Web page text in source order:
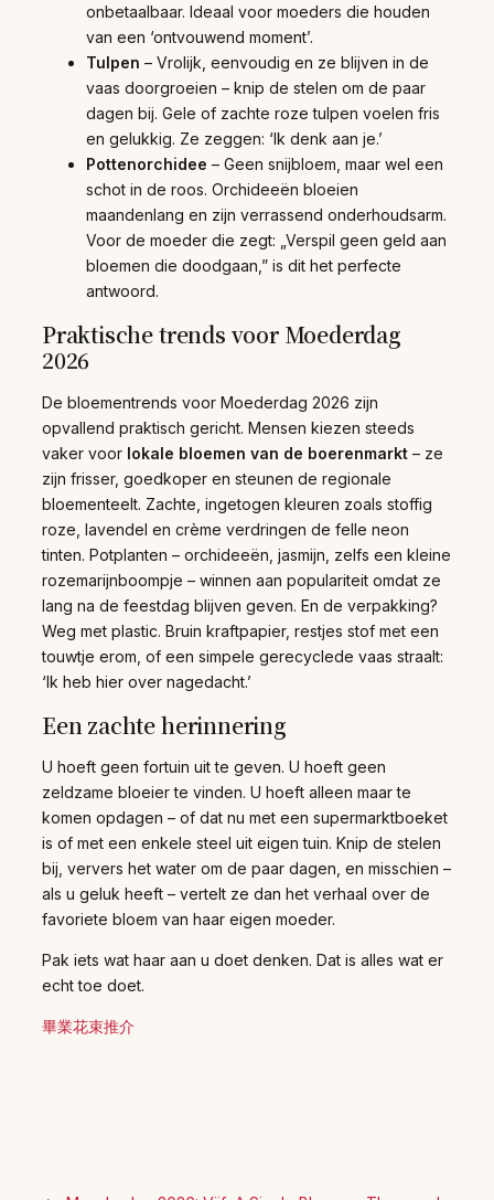
onbetaalbaar. Ideaal voor moeders die houden
van een ‘ontvouwend moment’.
Tulpen – Vrolijk, eenvoudig en ze blijven in de
vaas doorgroeien – knip de stelen om de paar
dagen bij. Gele of zachte roze tulpen voelen fris
en gelukkig. Ze zeggen: ‘Ik denk aan je.’
Pottenorchidee – Geen snijbloem, maar wel een
schot in de roos. Orchideeën bloeien
maandenlang en zijn verrassend onderhoudsarm.
Voor de moeder die zegt: „Verspil geen geld aan
bloemen die doodgaan,” is dit het perfecte
antwoord.
Praktische trends voor Moederdag
2026
De bloementrends voor Moederdag 2026 zijn
opvallend praktisch gericht. Mensen kiezen steeds
vaker voor lokale bloemen van de boerenmarkt – ze
zijn frisser, goedkoper en steunen de regionale
bloementeelt. Zachte, ingetogen kleuren zoals stoffig
roze, lavendel en crème verdringen de felle neon
tinten. Potplanten – orchideeën, jasmijn, zelfs een kleine
rozemarijnboompje – winnen aan populariteit omdat ze
lang na de feestdag blijven geven. En de verpakking?
Weg met plastic. Bruin kraftpapier, restjes stof met een
touwtje erom, of een simpele gerecyclede vaas straalt:
‘Ik heb hier over nagedacht.’
Een zachte herinnering
U hoeft geen fortuin uit te geven. U hoeft geen
zeldzame bloeier te vinden. U hoeft alleen maar te
komen opdagen – of dat nu met een supermarktboeket
is of met een enkele steel uit eigen tuin. Knip de stelen
bij, ververs het water om de paar dagen, en misschien –
als u geluk heeft – vertelt ze dan het verhaal over de
favoriete bloem van haar eigen moeder.
Pak iets wat haar aan u doet denken. Dat is alles wat er
echt toe doet.
畢業花束推介